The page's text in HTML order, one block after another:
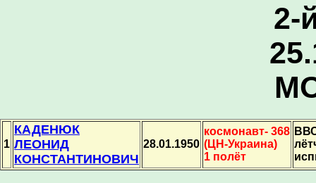
2-
1
КАДЕНЮК
ЛЕОНИД
КОНСТАНТИНОВИЧ
28.01.1950
космонавт- 368
(ЦН-Украина)
1 полёт